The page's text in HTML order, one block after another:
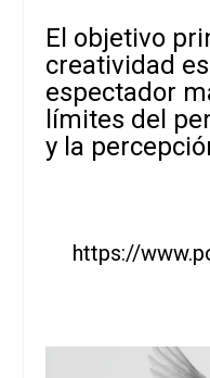
El objetivo
creatividad
espectador
límites del
y la
https://